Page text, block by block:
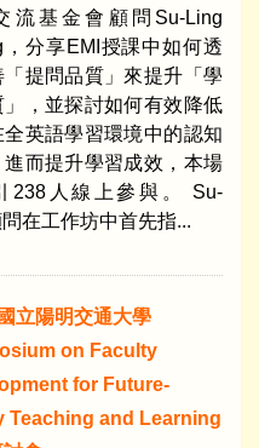
流基金會顧問Su-Ling
，分享EMI授課中如何透
「提問品質」來提升「學
」，並探討如何有效降低
全英語學習環境中的認知
進而提升學習成效，本場
238人線上參與。 Su-
在工作坊中首先指...
立陽明交通大學
on Faculty
for Future-
Teaching and Learning